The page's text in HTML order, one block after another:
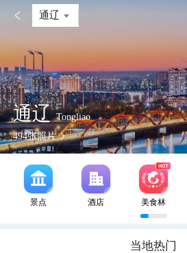
 通辽
通辽Tongliao
494张照片
景点 酒店 美食林
当地热门